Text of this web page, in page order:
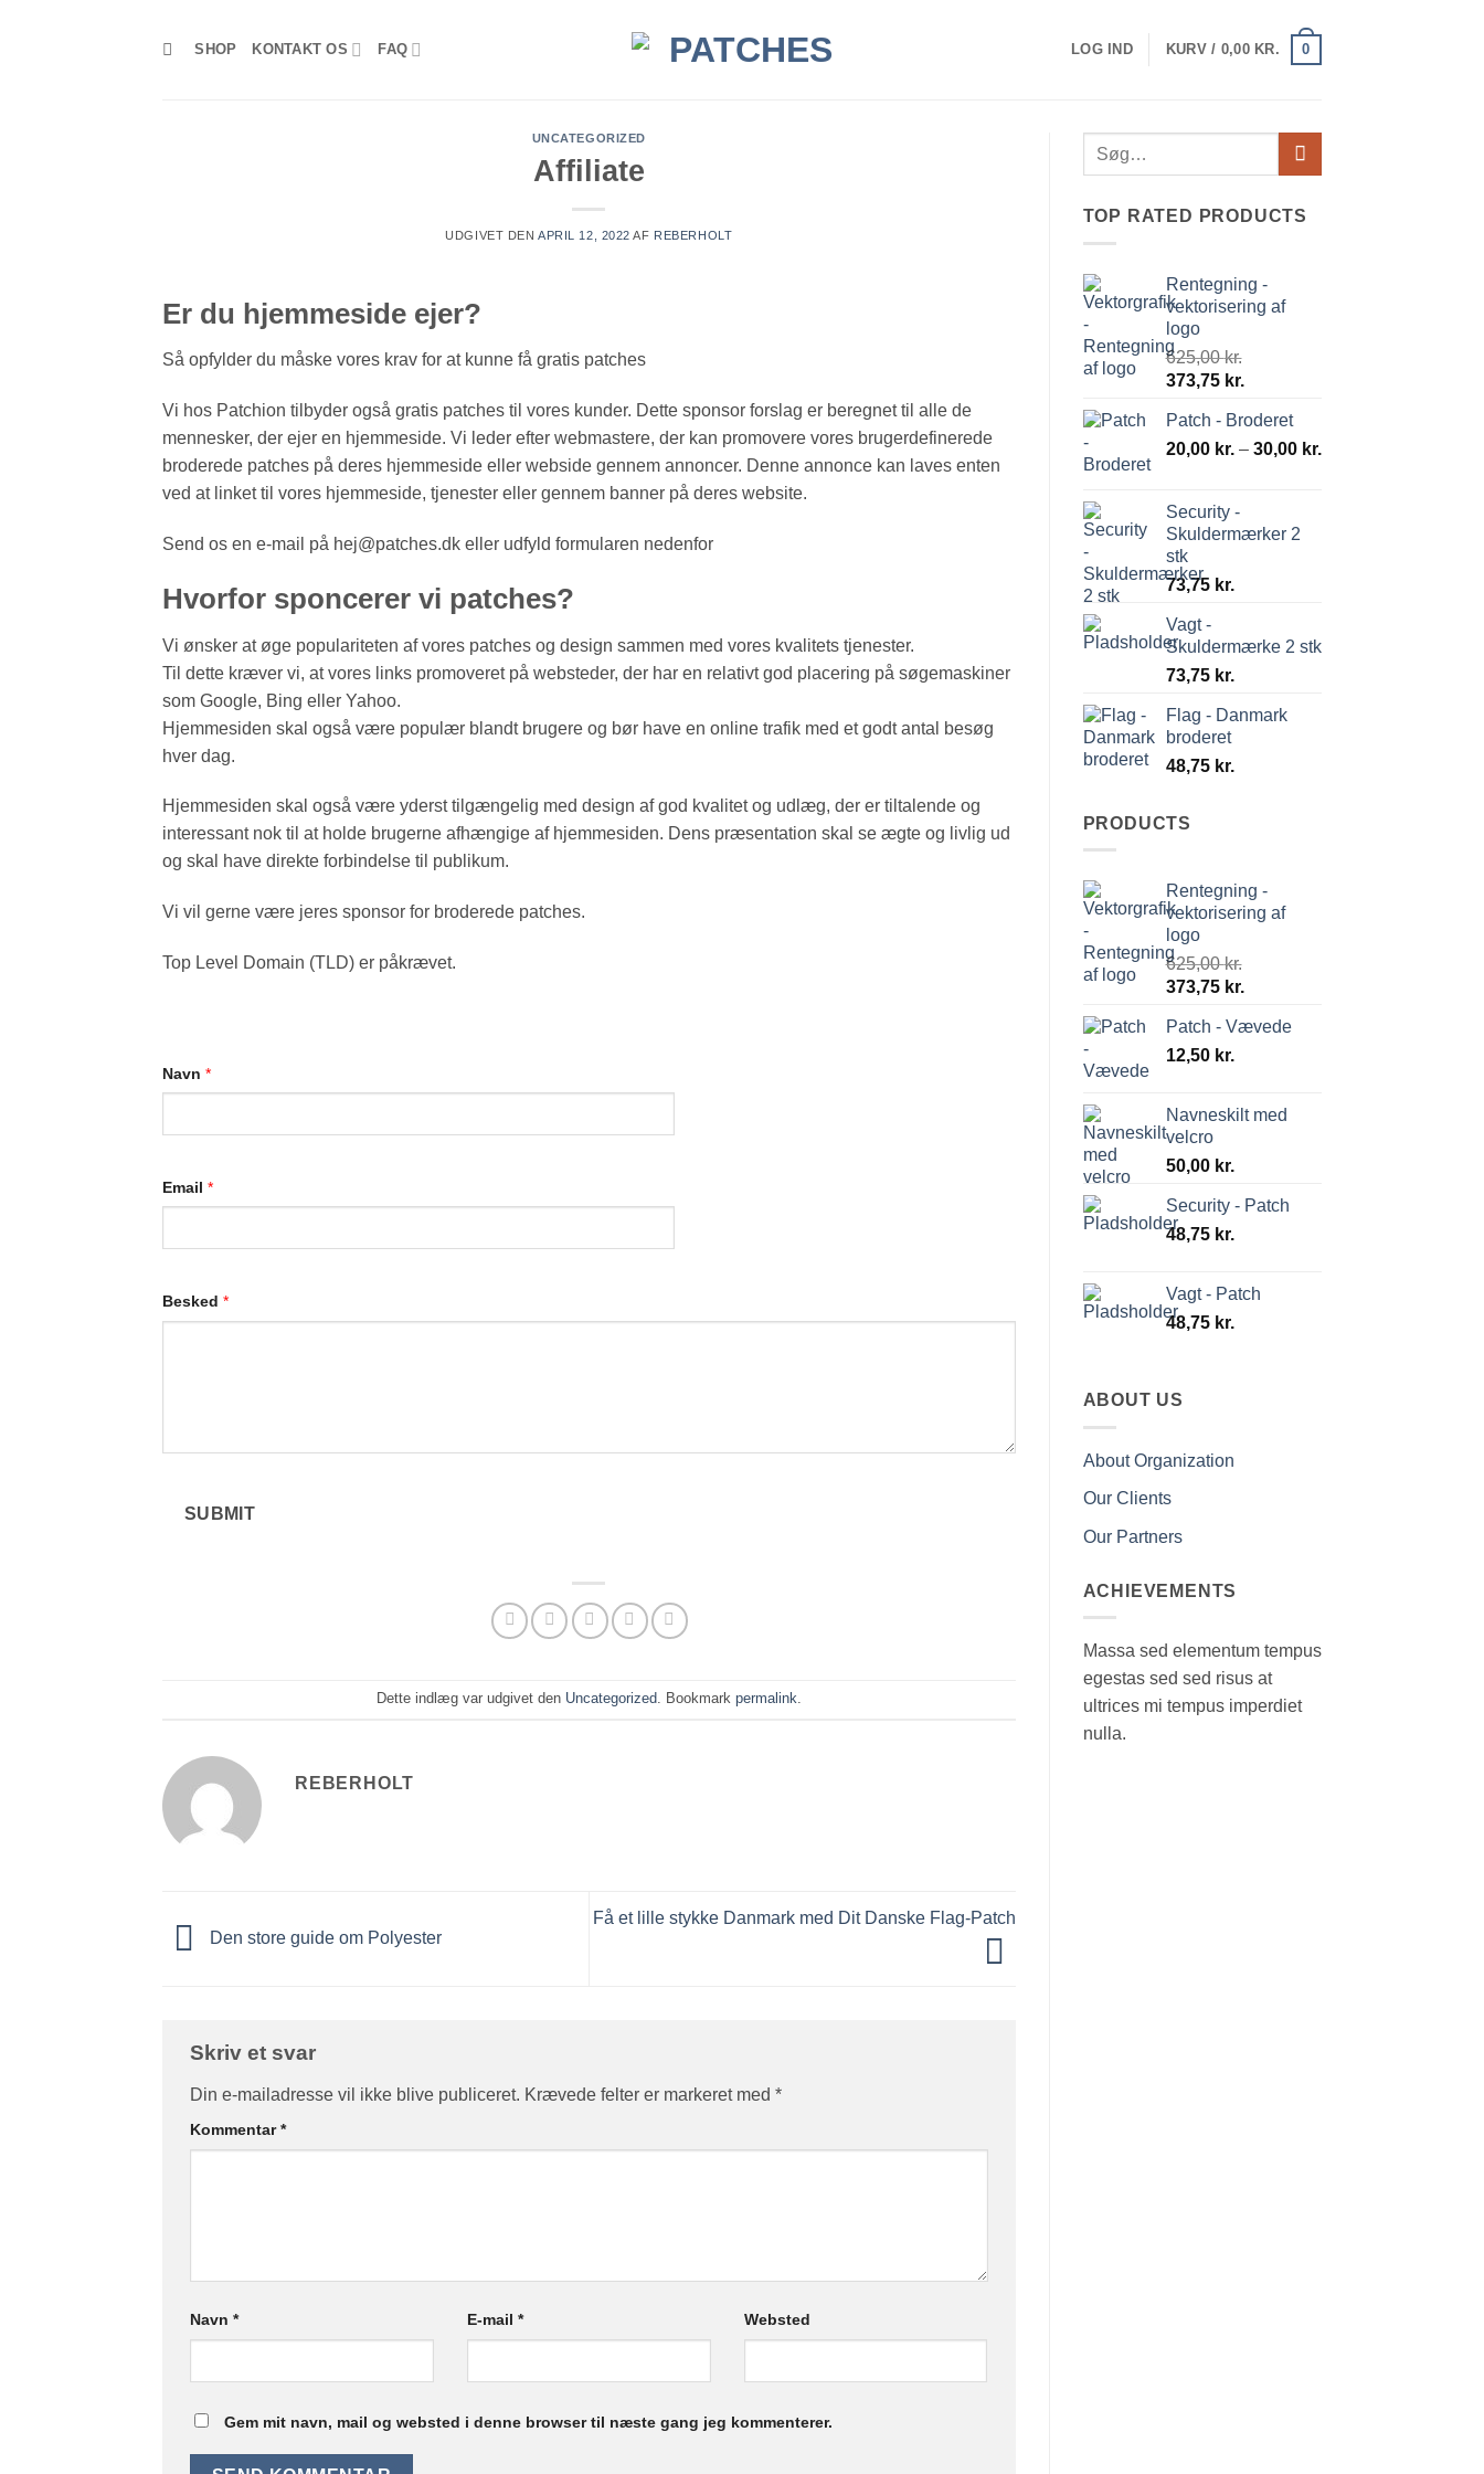
SHOP KONTAKT OS FAQ LOG IND KURV / 0,00 KR. 0
UNCATEGORIZED
Affiliate
UDGIVET DENAPRIL 12, 2022 AF REBERHOLT
Er du hjemmeside ejer?
Så opfylder du måske vores krav for at kunne få gratis patches
Vi hos Patchion tilbyder også gratis patches til vores kunder. Dette sponsor forslag er beregnet til alle de
mennesker, der ejer en hjemmeside. Vi leder efter webmastere, der kan promovere vores brugerdefinerede
broderede patches på deres hjemmeside eller webside gennem annoncer. Denne annonce kan laves enten
ved at linket til vores hjemmeside, tjenester eller gennem banner på deres website.
Send os en e-mail på hej@patches.dk eller udfyld formularen nedenfor
Hvorfor sponcerer vi patches?
Vi ønsker at øge populariteten af ​​vores patches og design sammen med vores kvalitets tjenester.
Til dette kræver vi, at vores links promoveret på websteder, der har en relativt god placering på søgemaskiner
som Google, Bing eller Yahoo.
Hjemmesiden skal også være populær blandt brugere og bør have en online trafik med et godt antal besøg
hver dag.
Hjemmesiden skal også være yderst tilgængelig med design af god kvalitet og udlæg, der er tiltalende og
interessant nok til at holde brugerne afhængige af hjemmesiden. Dens præsentation skal se ægte og livlig ud
og skal have direkte forbindelse til publikum.
Vi vil gerne være jeres sponsor for broderede patches.
Top Level Domain (TLD) er påkrævet.
Navn *
Email *
Besked *
SUBMIT
Dette indlæg var udgivet den Uncategorized. Bookmark permalink.
REBERHOLT
Den store guide om Polyester
Få et lille stykke Danmark med Dit Danske Flag-Patch
Skriv et svar
Din e-mailadresse vil ikke blive publiceret. Krævede felter er markeret med *
Kommentar*
Navn * E-mail * Websted
Gem mit navn, mail og websted i denne browser til næste gang jeg kommenterer.
Søg
TOP RATED PRODUCTS
Rentegning -
vektorisering af
logo
625,00kr.
Den
pris
var:
373,75 kr.
pris
er:
Patch - Broderet
20,00 kr. – 30,00 kr.
Security -
Skuldermærker 2
stk
73,75 kr.
Vagt -
Skuldermærke 2 stk
73,75 kr.
Flag - Danmark
broderet
48,75 kr.
PRODUCTS
Rentegning -
vektorisering af
logo
625,00kr.
Den
pris
var:
373,75 kr.
pris
Patch - Vævede
12,50 kr.
Navneskilt med
velcro
50,00 kr.
Security - Patch
48,75 kr.
Vagt - Patch
48,75 kr.
ABOUT US
About Organization
Our Clients
Our Partners
ACHIEVEMENTS
Massa sed elementum tempus
egestas sed sed risus at
ultrices mi tempus imperdiet
nulla.